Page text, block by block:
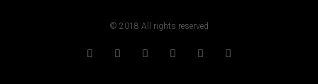
© 2018 All rights reserved